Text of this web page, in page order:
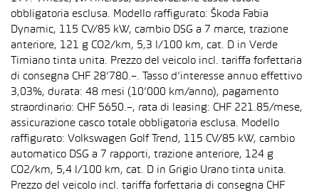
obbligatoria esclusa. Modello raffigurato: Škoda Fabia
Dynamic, 115 CV/85 kW, cambio DSG a 7 marce, trazione
anteriore, 121 g CO2/km, 5,3 l/100 km, cat. D in Verde
Timiano tinta unita. Prezzo del veicolo incl. tariffa forfettaria
di consegna CHF 28’780.–. Tasso d’interesse annuo effettivo
3,03%, durata: 48 mesi (10’000 km/anno), pagamento
straordinario: CHF 5650.–, rata di leasing: CHF 221.85/mese,
assicurazione casco totale obbligatoria esclusa. Modello
raffigurato: Volkswagen Golf Trend, 115 CV/85 kW, cambio
automatico DSG a 7 rapporti, trazione anteriore, 124 g
CO2/km, 5,4 l/100 km, cat. D in Grigio Urano tinta unita.
Prezzo del veicolo incl. tariffa forfettaria di consegna CHF